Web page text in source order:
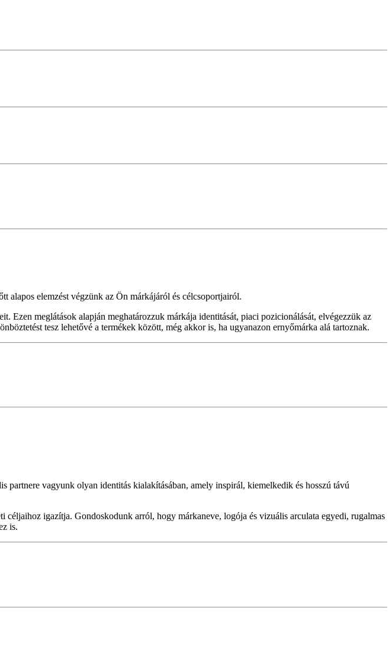
alapos elemzést végzünk az Ön márkájáról és célcsoportjairól.
Ezen meglátások alapján meghatározzuk márkája identitását, piaci pozicionálását, elvégezzük az
tesz lehetővé a termékek között, még akkor is, ha ugyanazon ernyőmárka alá tartoznak.
vagyunk olyan identitás kialakításában, amely inspirál, kiemelkedik és hosszú távú
igazítja. Gondoskodunk arról, hogy márkaneve, logója és vizuális arculata egyedi, rugalmas
is.